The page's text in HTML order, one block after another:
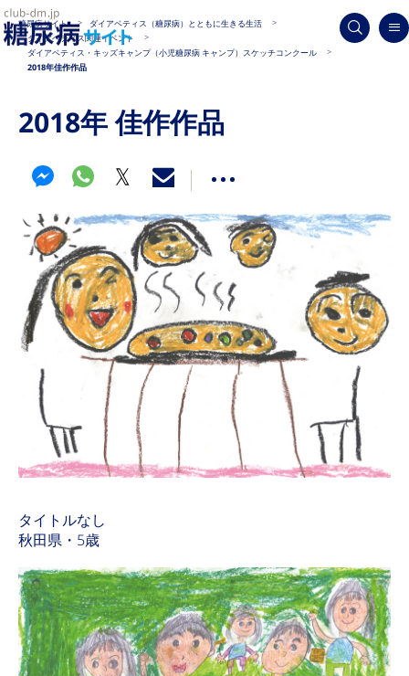
糖尿病サイト
ダイアベティス（糖尿病）とともに生きる生活
ダイアベティス関連イベント
ダイアベティス・キッズキャンプ（小児糖尿病 キャンプ）スケッチコンクール
2018年佳作作品
2018年 佳作作品
タイトルなし
秋田県・5歳